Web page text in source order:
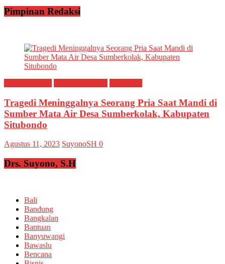
Pimpinan Redaksi
Tragedi Meninggalnya Seorang Pria Saat Mandi di
Sumber Mata Air Desa Sumberkolak, Kabupaten
Situbondo
Agustus 11, 2023 SuyonoSH 0
Drs. Suyono, S.H
Bali
Bandung
Bangkalan
Bantuan
Banyuwangi
Bawaslu
Bencana